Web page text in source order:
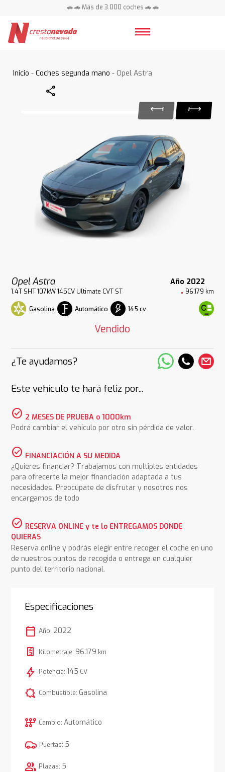
🚗 🚗 Más de 3.000 coches 🚗 🚗
Inicio -Coches segunda mano - Opel Astra
Share
Opel Astra Año 2022
1.4T SHT 107kW 145CV Ultimate CVT ST 96.179 km
Gasolina Automático 145 cv
Vendido
¿Te ayudamos?
Este vehículo te hará feliz por...
check_circle 2 MESES DE PRUEBA o 1000km
Podrá cambiar el vehículo por otro sin pérdida de valor.
check_circle FINANCIACIÓN A SU MEDIDA
¿Quieres financiar? Trabajamos con multiples entidades
para ofrecerte la mejor financiación adaptada a tus
necesidades. Preocúpate de disfrutar y nosotros nos
encargamos de todo
check_circle RESERVA ONLINE y te lo ENTREGAMOS DONDE
QUIERAS
Reserva online y podrás elegir entre recoger el coche en uno
de nuestros puntos de recogida o entrega en cualquier
punto del territorio nacional.
Especificaciones
calendar_today Año: 2022
Kilometraje: 96.179 km
bolt Potencia: 145 CV
comic_bubble Combustible: Gasolina
auto_transmission Cambio: Automático
Puertas: 5
group Plazas: 5